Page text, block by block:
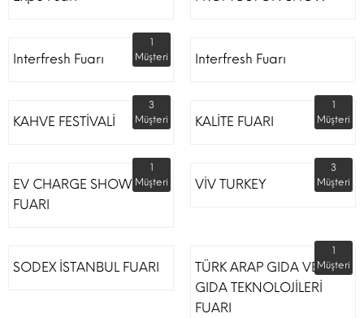
Interfresh Fuarı
1
Müşteri
Interfresh Fuarı
KAHVE FESTİVALİ
3
Müşteri
KALİTE FUARI
1
Müşteri
EV CHARGE SHOW
FUARI
1
Müşteri
VİV TURKEY
3
Müşteri
SODEX İSTANBUL FUARI
TÜRK ARAP GIDA VE
GIDA TEKNOLOJİLERİ
FUARI
1
Müşteri